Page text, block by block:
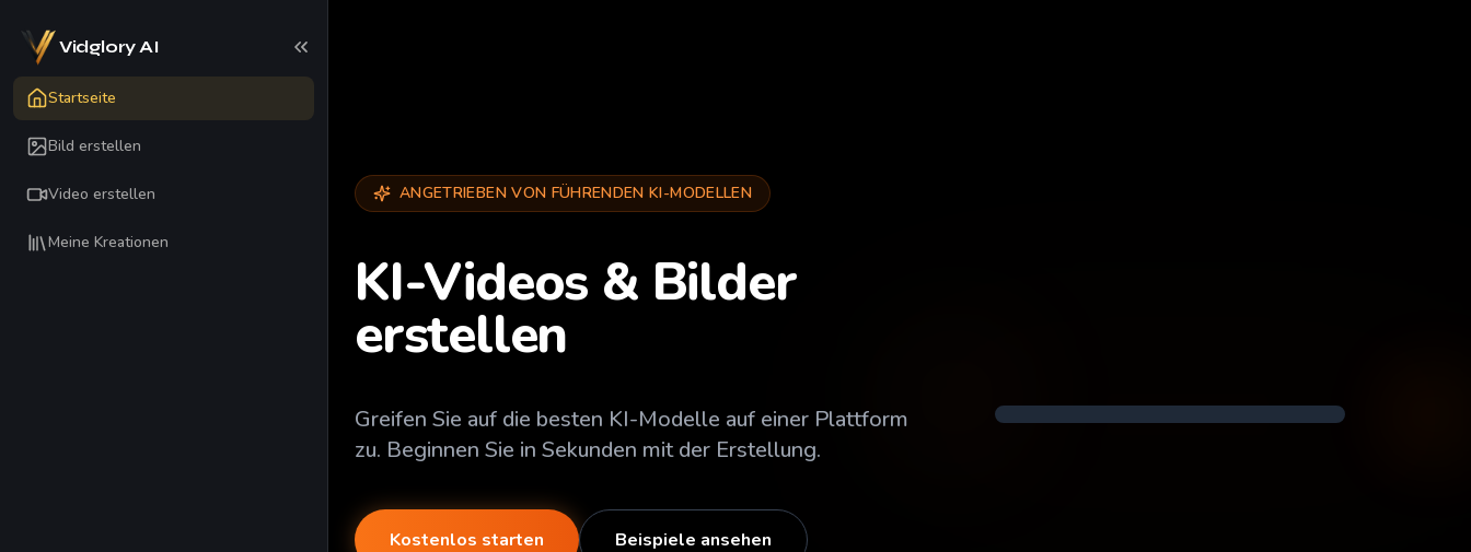
Vidglory AI
Startseite
Bild erstellen
Video erstellen
Meine Kreationen
ANGETRIEBEN VON FÜHRENDEN KI-MODELLEN
KI-Videos & Bilder
erstellen
Greifen Sie auf die besten KI-Modelle auf einer Plattform
zu. Beginnen Sie in Sekunden mit der Erstellung.
Kostenlos starten Beispiele ansehen